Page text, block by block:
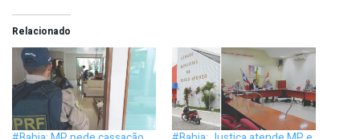
Relacionado